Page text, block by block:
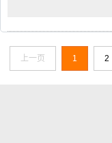
上一页 1 2